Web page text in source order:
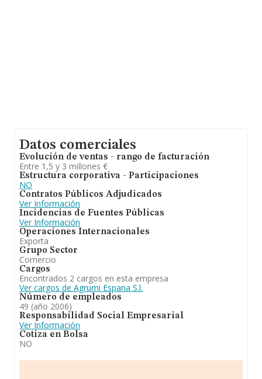
Datos comerciales
Evolución de ventas - rango de facturación
Entre 1,5 y 3 millones €
Estructura corporativa - Participaciones
NO
Contratos Públicos Adjudicados
Ver Información
Incidencias de Fuentes Públicas
Ver Información
Operaciones Internacionales
Exporta
Grupo Sector
Comercio
Cargos
Encontrados 2 cargos en esta empresa
Ver cargos de Agrumi Espana S.l.
Número de empleados
49 (año 2006)
Responsabilidad Social Empresarial
Ver Información
Cotiza en Bolsa
NO